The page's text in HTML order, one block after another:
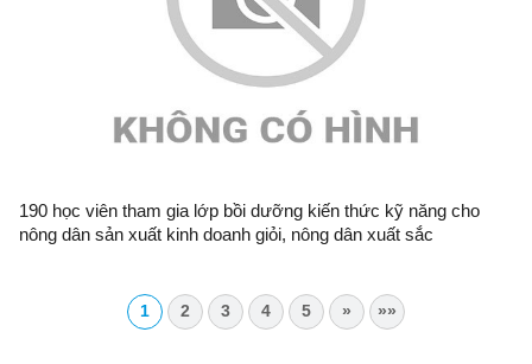
190 học viên tham gia lớp bồi dưỡng kiến thức kỹ năng cho
nông dân sản xuất kinh doanh giỏi, nông dân xuất sắc
1 2 3 4 5 » »»